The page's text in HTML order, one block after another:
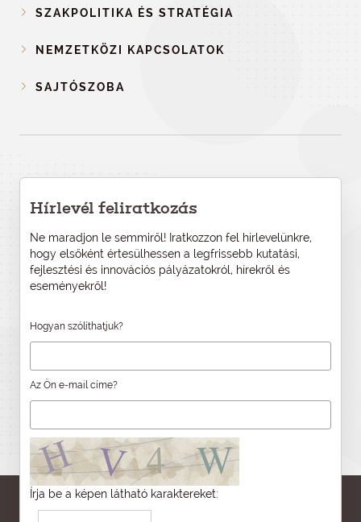
SZAKPOLITIKA ÉS STRATÉGIA
NEMZETKÖZI KAPCSOLATOK
SAJTÓSZOBA
Hírlevél feliratkozás
Ne maradjon le semmiről! Iratkozzon fel hírlevelünkre,
hogy elsőként értesülhessen a legfrissebb kutatási,
fejlesztési és innovációs pályázatokról, hírekről és
eseményekről!
Hogyan szólíthatjuk?
Az Ön e-mail címe?
Írja be a képen látható karaktereket: